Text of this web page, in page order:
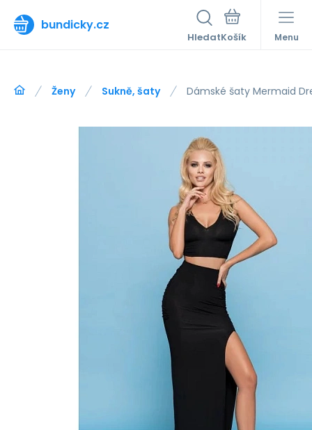
bundicky.cz
Hledat Menu
Ženy Sukně, šaty Dámské šaty Mermaid